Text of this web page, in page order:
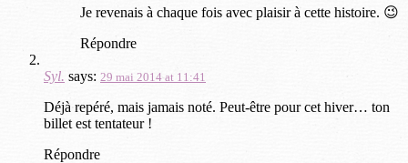
Je revenais à chaque fois avec plaisir à cette histoire. 😉
Répondre
Syl. says: 29 mai 2014 at 11:41
Déjà repéré, mais jamais noté. Peut-être pour cet hiver… ton
billet est tentateur !
Répondre